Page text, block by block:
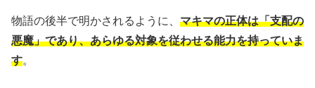
物語の後半で明かされるように、 マキマの正体は「支配の
悪魔」であり、あらゆる対象を従わせる能力を持っていま
す。